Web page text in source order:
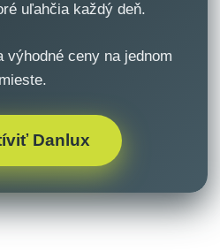
uľahčia každý deň.
výhodné ceny na jednom
mieste.
Danlux